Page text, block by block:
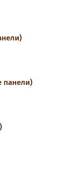
панели)